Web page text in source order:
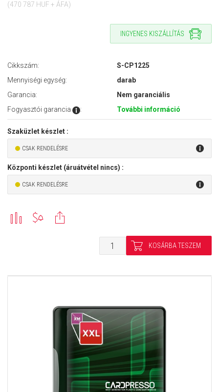
(470 787 HUF + ÁFA)
INGYENES KISZÁLLÍTÁS
Cikkszám:
S-CP1225
Mennyiségi egység:
darab
Garancia:
Nem garanciális
Fogyasztói garancia
: További információ
Szaküzlet készlet :
CSAK RENDELÉSRE
Központi készlet (áruátvétel nincs) :
CSAK RENDELÉSRE